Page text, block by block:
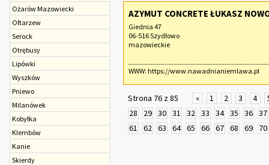
Ożarów Mazowiecki
Ołtarzew
Serock
Otrębusy
Lipówki
Wyszków
Pniewo
Milanówek
Kobyłka
Klembów
Kanie
Skierdy
AZYMUT CONCRETE ŁUKASZ
Giednia 47
06-516 Szydłowo
mazowieckie
WWW: https://www.nawadnianiemlawa.pl
Strona 76 z 85 « 1 2 3 4
28
29 30 31 32 33 34 35 36 37
61
62 63 64 65 66 67 68 69 70